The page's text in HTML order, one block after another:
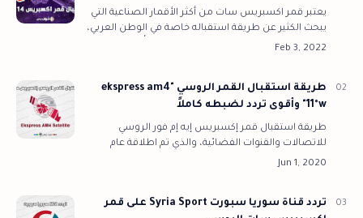
يعتبر قمر اكسبريس سات من أكثر الأقمار الصناعية التي
يبحث الكثير عن طريقة استقباله خاصة في الوطن العربي،
حيث يوفر القمر خاصية السات تيوب، والتي تُمكن
طريقة استقبال القمر الروسي "ekspress am4
11°w" وأقوى تردد لضبطه كاملاً
طريقة استقبال قمر إكسبريس إيه إم فور الروسي
للاتصالات والقنوات الفضائية، والذي تم اطلاقة عام
تردد قناة سوريا سبورت Syria Sport على قمر